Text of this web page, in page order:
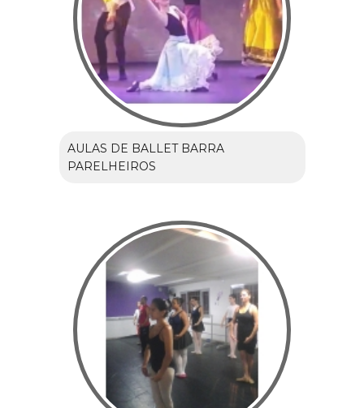
AULAS DE BALLET BARRA
PARELHEIROS